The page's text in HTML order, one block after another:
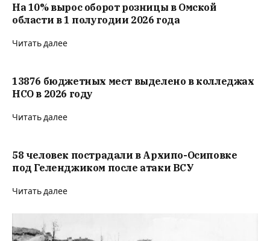
На 10% вырос оборот розницы в Омской
области в 1 полугодии 2026 года
Читать далее
13876 бюджетных мест выделено в колледжах
НСО в 2026 году
Читать далее
58 человек пострадали в Архипо-Осиповке
под Геленджиком после атаки ВСУ
Читать далее